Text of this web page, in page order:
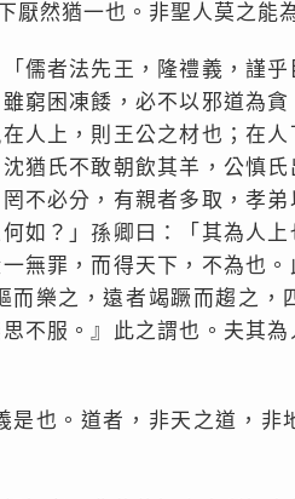
然猶一也。非聖人莫之能
儒者法先王，隆禮義，謹
窮困凍餧，必不以邪道為
人上，則王公之材也；在
猶氏不敢朝飲其羊，公慎
不必分，有親者多取，孝
如？」孫卿曰：「其為人
無罪，而得天下，不為也
樂之，遠者竭蹶而趨之，
不服。』此之謂也。夫其
也。道者，非天之道，非